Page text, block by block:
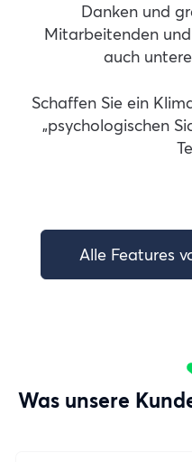
Danken und
Mitarbeitenden
auch
Schaffen Sie ein
„psychologischen
Alle Features
Was unsere